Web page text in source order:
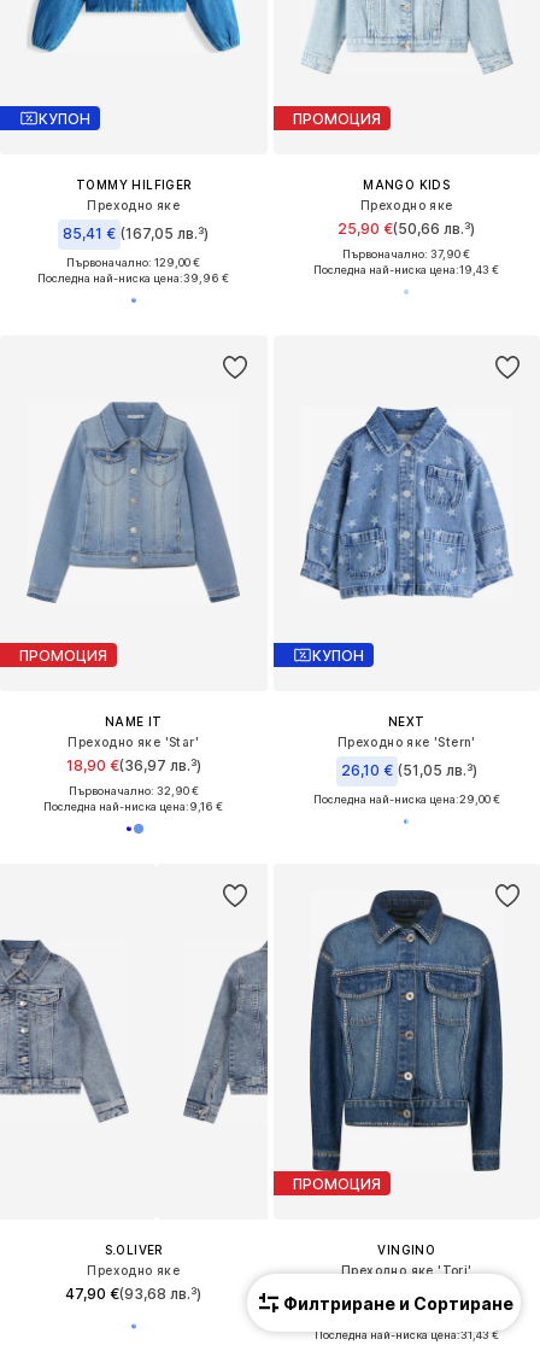
КУПОН
TOMMY HILFIGER
Преходно яке
85,41 € (167,05 лв.³)
Първоначално: 129,00 €
Последна най-ниска цена:39,96 €
ПРОМОЦИЯ
MANGO KIDS
Преходно яке
25,90 €(50,66 лв.³)
Първоначално: 37,90 €
Последна най-ниска цена:19,43 €
ПРОМОЦИЯ
NAME IT
Преходно яке 'Star'
18,90 €(36,97 лв.³)
Първоначално: 32,90 €
Последна най-ниска цена:9,16 €
КУПОН
NEXT
Преходно яке 'Stern'
26,10 € (51,05 лв.³)
Последна най-ниска цена:29,00 €
S.OLIVER
Преходно яке
47,90 €(93,68 лв.³)
ПРОМОЦИЯ
VINGINO
Преходно яке 'Tori'
(87,82 лв.³)
Последна най-ниска цена:31,43 €
Филтриране и Сортиране